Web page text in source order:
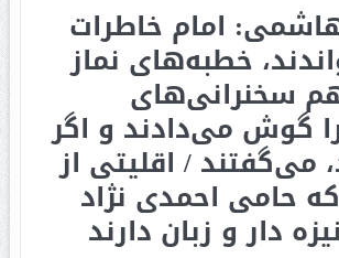
هاشمی: امام خاطرات
خطبه‌های نماز
سخنرانی‌های
گوش می‌د‌‌اد‌‌ند‌‌ و اگر
می‌گفتند‌‌ / اقلیتی از
حامی احمدی نژاد
دار و زبان دارند